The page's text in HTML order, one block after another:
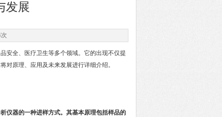
发展
全、医疗卫生等多个领域。它的出现不仅提
对原理、应用及未来发展进行详细介绍。
仪器的一种进样方式。其基本原理包括样品的